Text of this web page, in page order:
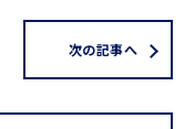
次の記事へ